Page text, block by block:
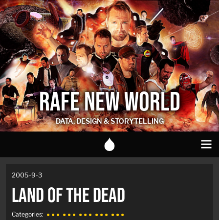
RAFE NEW WORLD
DATA, DESIGN & STORYTELLING
2005-9-3
LAND OF THE DEAD
Categories: ● ● ● ● ● ● ● ● ● ● ● ● ● ● ●